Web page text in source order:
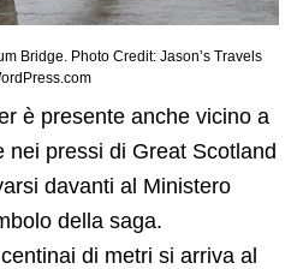
Bridge. Photo Credit: Jason’s Travels
è presente anche vicino a
nei pressi di Great Scotland
davanti al Ministero
della saga.
di metri si arriva al